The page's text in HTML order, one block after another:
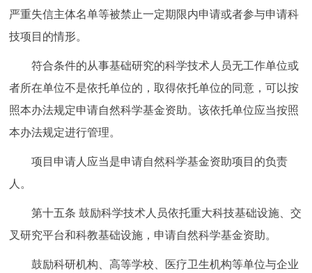
严重失信主体名单等被禁止一定期限内申请或者参与申请科
技项目的情形。
符合条件的从事基础研究的科学技术人员无工作单位或
者所在单位不是依托单位的，取得依托单位的同意，可以按
照本办法规定申请自然科学基金资助。该依托单位应当按照
本办法规定进行管理。
项目申请人应当是申请自然科学基金资助项目的负责
人。
第十五条 鼓励科学技术人员依托重大科技基础设施、交
叉研究平台和科教基础设施，申请自然科学基金资助。
鼓励科研机构、高等学校、医疗卫生机构等单位与企业